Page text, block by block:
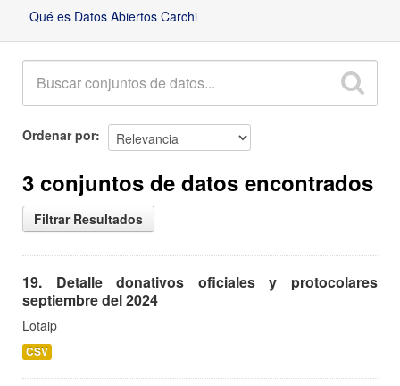
Qué es Datos Abiertos Carchi
Ordenar por
3 conjuntos de datos encontrados
Filtrar Resultados
19. Detalle donativos oficiales y protocolares
septiembre del 2024
Lotaip
CSV